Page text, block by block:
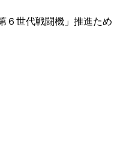
６世代戦闘機」推進ため